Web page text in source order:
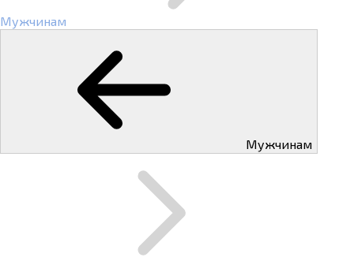
Мужчинам
Мужчинам